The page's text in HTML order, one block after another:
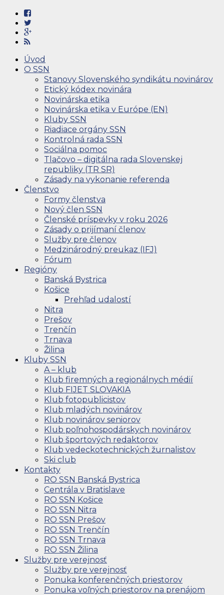
Úvod
O SSN
Stanovy Slovenského syndikátu novinárov
Etický kódex novinára
Novinárska etika
Novinárska etika v Európe (EN)
Kluby SSN
Riadiace orgány SSN
Kontrolná rada SSN
Sociálna pomoc
Tlačovo – digitálna rada Slovenskej
republiky (TR SR)
Zásady na vykonanie referenda
Členstvo
Formy členstva
Nový člen SSN
Členské príspevky v roku 2026
Zásady o prijímaní členov
Služby pre členov
Medzinárodný preukaz (IFJ)
Fórum
Regióny
Banská Bystrica
Košice
Prehľad udalostí
Nitra
Prešov
Trenčín
Trnava
Žilina
Kluby SSN
A – klub
Klub firemných a regionálnych médií
Klub FIJET SLOVAKIA
Klub fotopublicistov
Klub mladých novinárov
Klub novinárov seniorov
Klub poľnohospodárskych novinárov
Klub športových redaktorov
Klub vedeckotechnických žurnalistov
Ski club
Kontakty
RO SSN Banská Bystrica
Centrála v Bratislave
RO SSN Košice
RO SSN Nitra
RO SSN Prešov
RO SSN Trenčín
RO SSN Trnava
RO SSN Žilina
Služby pre verejnosť
Služby pre verejnosť
Ponuka konferenčných priestorov
Ponuka voľných priestorov na prenájom